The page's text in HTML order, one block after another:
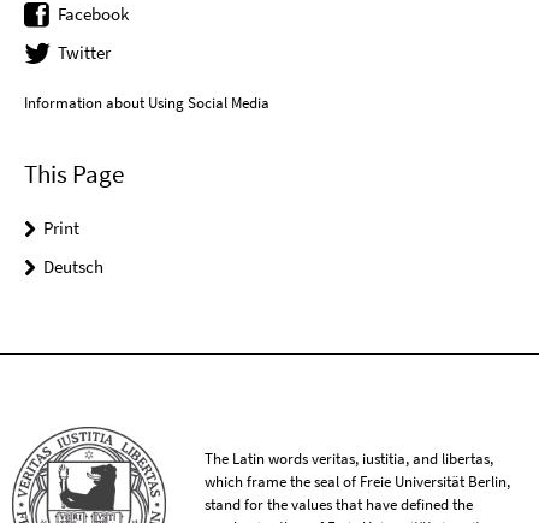
Facebook
Twitter
Information about Using Social Media
This Page
Print
Deutsch
The Latin words veritas, iustitia, and libertas,
which frame the seal of Freie Universität Berlin,
stand for the values that have defined the